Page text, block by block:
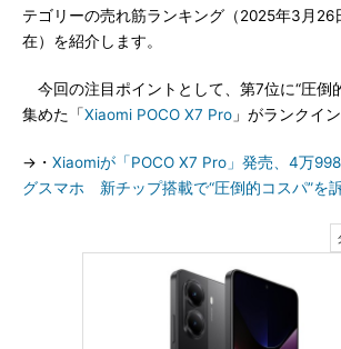
テゴリーの売れ筋ランキング（2025年3月26
在）を紹介します。
今回の注目ポイントとして、第7位に“圧倒
集めた「Xiaomi POCO X7 Pro 」がランクイ
→・ Xiaomiが「POCO X7 Pro」発売、4万
グスマホ 新チップ搭載で“圧倒的コスパ”を